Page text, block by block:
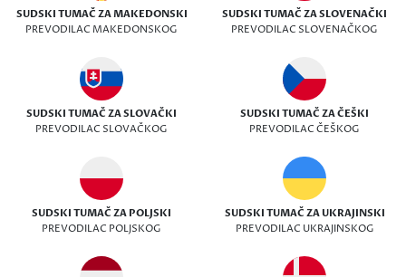
SUDSKI TUMAČ ZA MAKEDONSKI
PREVODILAC MAKEDONSKOG
SUDSKI TUMAČ ZA SLOVENAČKI
PREVODILAC SLOVENAČKOG
SUDSKI TUMAČ ZA SLOVAČKI
PREVODILAC SLOVAČKOG
SUDSKI TUMAČ ZA ČEŠKI
PREVODILAC ČEŠKOG
SUDSKI TUMAČ ZA POLJSKI
PREVODILAC POLJSKOG
SUDSKI TUMAČ ZA UKRAJINSKI
PREVODILAC UKRAJINSKOG